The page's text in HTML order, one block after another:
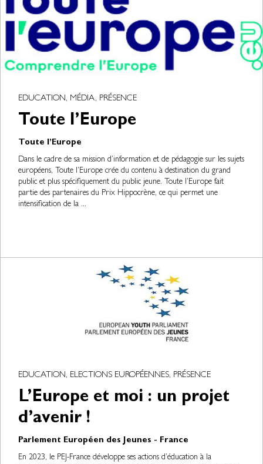
EDUCATION, MÉDIA, PRÉSENCE
Toute l’Europe
Toute l’Europe
Dans le cadre de sa mission d’information et de pédagogie sur les sujets
européens, Toute l’Europe crée du contenu à destination du grand
public et plus spécifiquement du public jeune. Toute l’Europe fait
partie des partenaires du Prix Hippocrène, ce qui permet une
intensification de la ...
EDUCATION, ELECTIONS EUROPÉENNES, PRÉSENCE
L’Europe et moi : un projet
d’avenir !
Parlement Européen des Jeunes - France
En 2023, le PEJ-France développe ses actions d’éducation à la